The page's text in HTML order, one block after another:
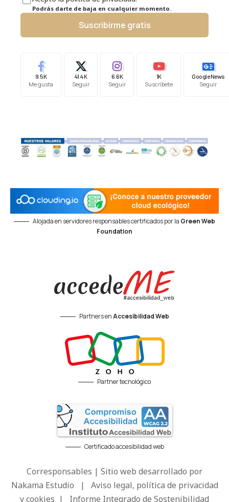
Podrás darte de baja en cualquier momento.
Suscribirme gratis
9.5K
Me gusta
41.4K
Seguir
6.6K
Seguir
1K
Suscríbete
Google News
Seguir
Alojada en servidores responsables certificados por la Green Web
Foundation
Partners enAccesibilidad Web
Partner tecnológico
Certificado accesibilidad web
Corresponsables | Sitio web desarrollado por
Nakama Estudio | Aviso legal, política de privacidad
y cookies | Informe Integrado de Sostenibilidad